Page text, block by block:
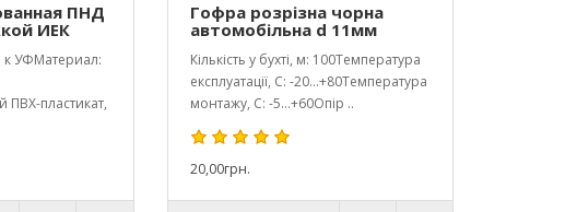
ПНД
ИЕК
УФМатериал:
пластикат,
Гофра розрізна чорна
автомобільна d 11мм
Кількість у бухті, м: 100Температура
експлуатації, С: -20...+80Температура
монтажу, С: -5...+60Опір ..
20,00грн.